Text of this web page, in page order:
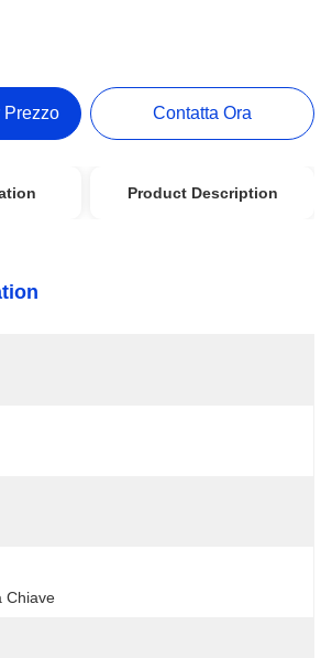
Prezzo Contatta Ora
Product Description
Chiave